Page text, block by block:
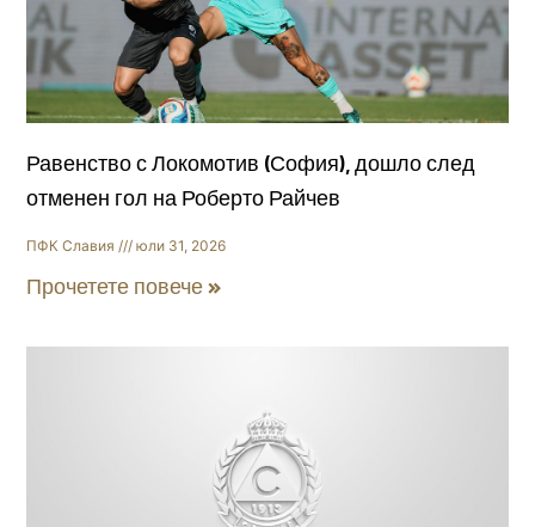
Равенство с Локомотив (София), дошло след
отменен гол на Роберто Райчев
ПФК Славия юли 31, 2026
Прочетете повече »